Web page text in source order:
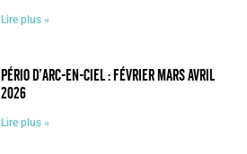
Lire plus »
Pério d’Arc-en-Ciel : février mars avril
2026
Lire plus »